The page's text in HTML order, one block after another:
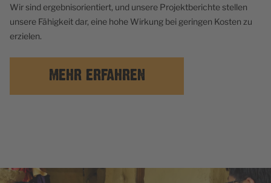
Wir sind ergebnisorientiert, und unsere Projektberichte stellen
unsere Fähigkeit dar, eine hohe Wirkung bei geringen Kosten zu
erzielen.
MEHR ERFAHREN